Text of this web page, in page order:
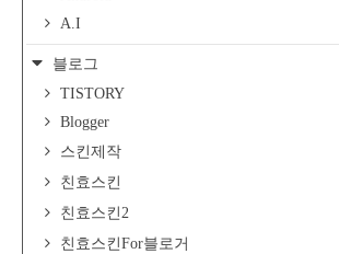
A.I
블로그
TISTORY
Blogger
스킨제작
친효스킨
친효스킨2
친효스킨For블로거